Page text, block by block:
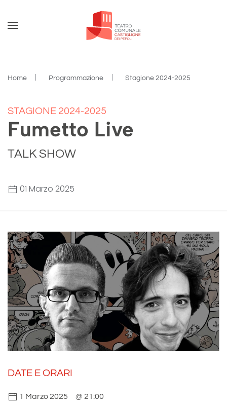
Skip to main content
Home Programmazione Stagione 2024-2025
STAGIONE 2024-2025
Fumetto Live
TALK SHOW
01 Marzo 2025
DATE E ORARI
1 Marzo 2025 @ 21:00